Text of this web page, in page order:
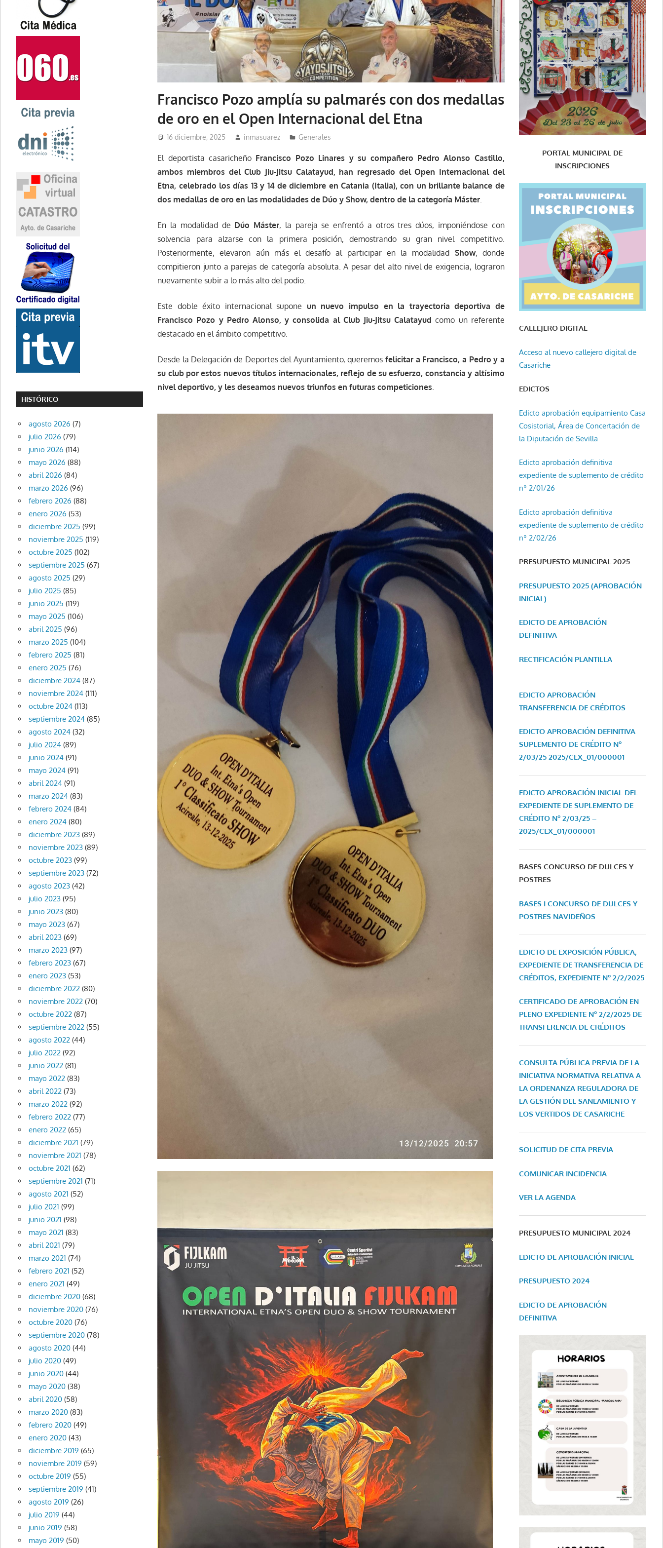
Francisco Pozo amplía su palmarés con dos medallas
de oro en el Open Internacional del Etna
16 diciembre, 2025 inmasuarez Generales
El deportista casaricheño Francisco Pozo Linares y su compañero Pedro Alonso Castillo,
ambos miembros del Club Jiu-Jitsu Calatayud, han regresado del Open Internacional del
Etna, celebrado los días 13 y 14 de diciembre en Catania (Italia), con un brillante balance de
dos medallas de oro en las modalidades de Dúo y Show, dentro de la categoría Máster.
En la modalidad de Dúo Máster, la pareja se enfrentó a otros tres dúos, imponiéndose con
solvencia para alzarse con la primera posición, demostrando su gran nivel competitivo.
Posteriormente, elevaron aún más el desafío al participar en la modalidad Show, donde
compitieron junto a parejas de categoría absoluta. A pesar del alto nivel de exigencia, lograron
nuevamente subir a lo más alto del podio.
Este doble éxito internacional supone un nuevo impulso en la trayectoria deportiva de
Francisco Pozo y Pedro Alonso, y consolida al Club Jiu-Jitsu Calatayudcomo un referente
destacado en el ámbito competitivo.
Desde la Delegación de Deportes del Ayuntamiento, queremosfelicitar a Francisco, a Pedro y a
su club por estos nuevos títulos internacionales, reflejo de su esfuerzo, constancia y altísimo
nivel deportivo, y les deseamos nuevos triunfos en futuras competiciones.
HISTÓRICO
agosto 2026 (7)
julio 2026 (79)
junio 2026 (114)
mayo 2026 (88)
abril 2026 (84)
marzo 2026 (96)
febrero 2026 (88)
enero 2026 (53)
diciembre 2025 (99)
noviembre 2025 (119)
octubre 2025 (102)
septiembre 2025 (67)
agosto 2025 (29)
julio 2025 (85)
junio 2025 (119)
mayo 2025 (106)
abril 2025 (96)
marzo 2025 (104)
febrero 2025 (81)
enero 2025 (76)
diciembre 2024(87)
noviembre 2024(111)
octubre 2024(113)
septiembre 2024(85)
agosto 2024(32)
julio 2024(89)
junio 2024(91)
mayo 2024(91)
abril 2024(91)
marzo 2024(83)
febrero 2024(84)
enero 2024(80)
diciembre 2023(89)
noviembre 2023(89)
octubre 2023(99)
septiembre 2023(72)
agosto 2023(42)
julio 2023(95)
junio 2023(80)
mayo 2023(67)
abril 2023(69)
marzo 2023(97)
febrero 2023(67)
enero 2023(53)
diciembre 2022(80)
noviembre 2022(70)
octubre 2022(87)
septiembre 2022(55)
agosto 2022(44)
julio 2022(92)
junio 2022(81)
mayo 2022(83)
abril 2022(73)
marzo 2022(92)
febrero 2022(77)
enero 2022(65)
diciembre 2021 (79)
noviembre 2021 (78)
octubre 2021 (62)
septiembre 2021 (71)
agosto 2021 (52)
julio 2021 (99)
junio 2021 (98)
mayo 2021 (83)
abril 2021 (79)
marzo 2021 (74)
febrero 2021 (52)
enero 2021 (49)
diciembre 2020(68)
noviembre 2020(76)
octubre 2020(76)
septiembre 2020(78)
agosto 2020(44)
julio 2020(49)
junio 2020(44)
mayo 2020(38)
abril 2020(58)
marzo 2020(83)
febrero 2020(49)
enero 2020(43)
diciembre 2019 (65)
noviembre 2019 (59)
octubre 2019 (55)
septiembre 2019 (41)
agosto 2019 (26)
julio 2019 (44)
junio 2019 (58)
mayo 2019 (50)
PORTAL MUNICIPAL DE
INSCRIPCIONES
CALLEJERO DIGITAL
Acceso al nuevo callejero digital de
Casariche
EDICTOS
Edicto aprobación equipamiento Casa
Cosistorial, Área de Concertación de
la Diputación de Sevilla
Edicto aprobación definitiva
expediente de suplemento de crédito
nº 2/01/26
Edicto aprobación definitiva
expediente de suplemento de crédito
nº 2/02/26
PRESUPUESTO MUNICIPAL 2025
PRESUPUESTO 2025 (APROBACIÓN
INICIAL)
EDICTO DE APROBACIÓN
DEFINITIVA
RECTIFICACIÓN PLANTILLA
EDICTO APROBACIÓN
TRANSFERENCIA DE CRÉDITOS
EDICTO APROBACIÓN DEFINITIVA
SUPLEMENTO DE CRÉDITO Nº
2/03/25 2025/CEX_01/000001
EDICTO APROBACIÓN INICIAL DEL
EXPEDIENTE DE SUPLEMENTO DE
CRÉDITO Nº 2/03/25 –
2025/CEX_01/000001
BASES CONCURSO DE DULCES Y
POSTRES
BASES I CONCURSO DE DULCES Y
POSTRES NAVIDEÑOS
EDICTO DE EXPOSICIÓN PÚBLICA,
EXPEDIENTE DE TRANSFERENCIA DE
CRÉDITOS, EXPEDIENTE Nº 2/2/2025
CERTIFICADO DE APROBACIÓN EN
PLENO EXPEDIENTE Nº 2/2/2025 DE
TRANSFERENCIA DE CRÉDITOS
CONSULTA PÚBLICA PREVIA DE LA
INICIATIVA NORMATIVA RELATIVA A
LA ORDENANZA REGULADORA DE
LA GESTIÓN DEL SANEAMIENTO Y
LOS VERTIDOS DE CASARICHE
SOLICITUD DE CITA PREVIA
COMUNICAR INCIDENCIA
VER LA AGENDA
PRESUPUESTO MUNICIPAL 2024
EDICTO DE APROBACIÓN INICIAL
PRESUPUESTO 2024
EDICTO DE APROBACIÓN
DEFINITIVA